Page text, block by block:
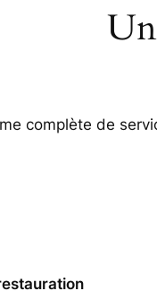
complète de